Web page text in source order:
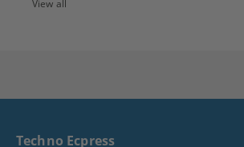
View all
Techno Ecpress